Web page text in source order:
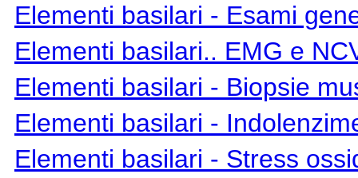
Elementi basilari - Esami
Elementi basilari.. EMG e
Elementi basilari - Biopsie
Elementi basilari -
Elementi basilari - Stress